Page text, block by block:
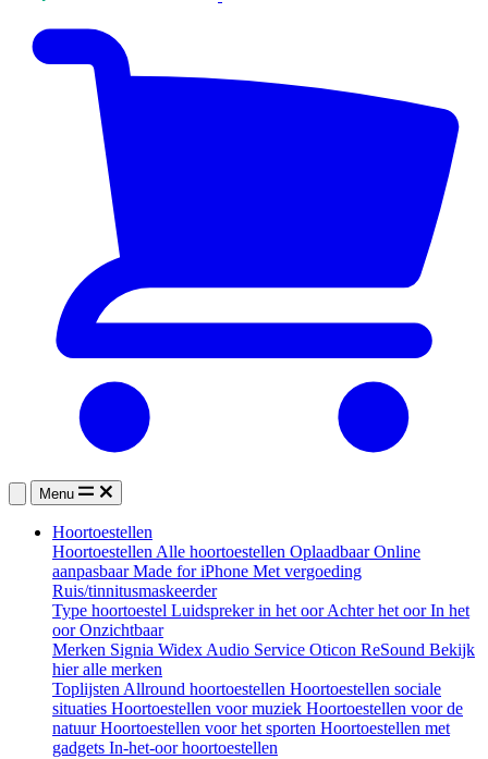
Menu
Hoortoestellen
HoortoestellenAlle hoortoestellen OplaadbaarOnline
aanpasbaarMade for iPhone Met vergoeding
Ruis/tinnitusmaskeerder
Type hoortoestel Luidspreker in het oorAchter het oorIn het
oorOnzichtbaar
Merken Signia WidexAudio Service Oticon ReSound Bekijk
hier alle merken
ToplijstenAllround hoortoestellen Hoortoestellen sociale
situaties Hoortoestellen voor muziek Hoortoestellen voor de
natuurHoortoestellen voor het sporten Hoortoestellen met
gadgets In-het-oor hoortoestellen